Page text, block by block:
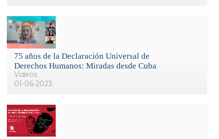
75 años de la Declaración Universal de
Derechos Humanos: Miradas desde Cuba
Videos
01-06-2023